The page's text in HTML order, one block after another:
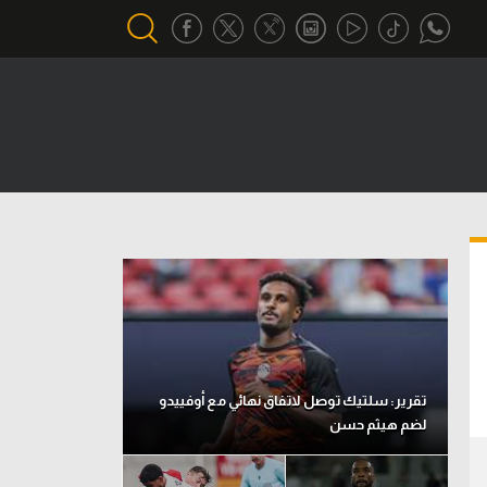
تحقيق في الجول
تقرير في الجول
تحليل في الجول
حكايات في الجول
كويز في الجول
فيديو في الجول
تقرير: سلتيك توصل لاتفاق نهائي مع أوفييدو
لضم هيثم حسن